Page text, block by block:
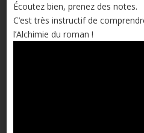
Écoutez bien, prenez des notes.
C’est très instructif de
l’Alchimie du roman !